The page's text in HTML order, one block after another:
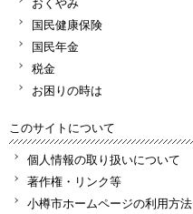
国民健康保険
国民年金
税金
お困りの時は
このサイトについて
個人情報の取り扱いについて
著作権・リンク等
小樽市ホームページの利用方法